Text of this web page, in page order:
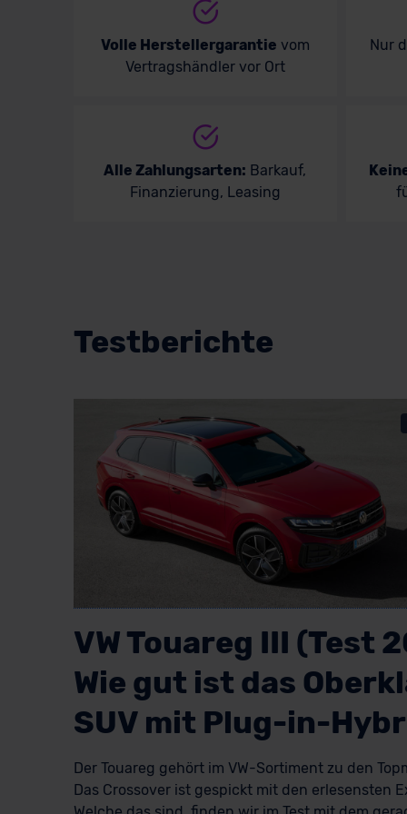
Volle Herstellergarantie vom
Vertragshändler vor Ort
Nur
Alle Zahlungsarten: Barkauf,
Finanzierung, Leasing
Testberichte
VW Touareg III (Test
Wie gut ist das
SUV mit Plug-in-
Der Touareg gehört im VW-Sortiment zu den
Das Crossover ist gespickt mit den erlesensten